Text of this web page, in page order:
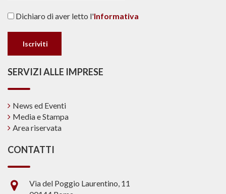
Dichiaro di aver letto l'Informativa
SERVIZI ALLE IMPRESE
News ed Eventi
Media e Stampa
Area riservata
CONTATTI
Via del Poggio Laurentino, 11